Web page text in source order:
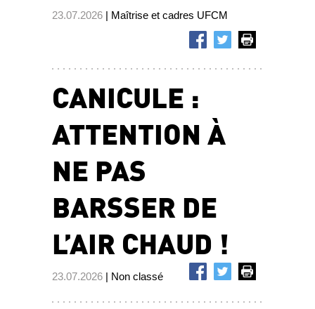
23.07.2026 | Maîtrise et cadres UFCM
CANICULE :
ATTENTION À
NE PAS
BARSSER DE
L’AIR CHAUD !
23.07.2026 | Non classé